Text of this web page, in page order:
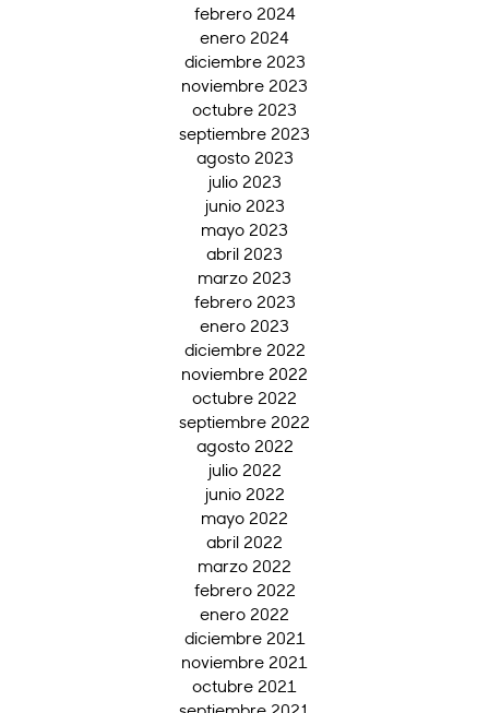
febrero 2024
enero 2024
diciembre 2023
noviembre 2023
octubre 2023
septiembre 2023
agosto 2023
julio 2023
junio 2023
mayo 2023
abril 2023
marzo 2023
febrero 2023
enero 2023
diciembre 2022
noviembre 2022
octubre 2022
septiembre 2022
agosto 2022
julio 2022
junio 2022
mayo 2022
abril 2022
marzo 2022
febrero 2022
enero 2022
diciembre 2021
noviembre 2021
octubre 2021